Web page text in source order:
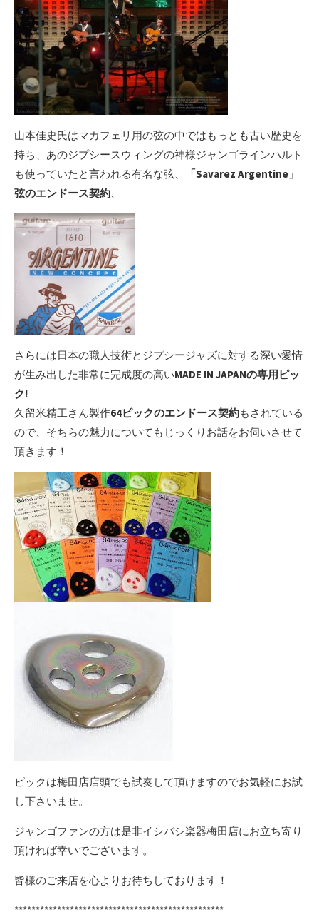
山本佳史氏はマカフェリ用の弦の中ではもっとも古い歴史を
持ち、あのジプシースウィングの神様ジャンゴラインハルト
も使っていたと言われる有名な弦、
「Savarez Argentine」
弦のエンドース契約、
さらには日本の職人技術とジプシージャズに対する深い愛情
が生み出した非常に完成度の高いMADE IN JAPANの専用ピッ
ク!
久留米精工さん製作64ピックのエンドース契約もされている
ので、そちらの魅力についてもじっくりお話をお伺いさせて
頂きます！
ピックは梅田店店頭でも試奏して頂けますのでお気軽にお試
し下さいませ。
ジャンゴファンの方は是非イシバシ楽器梅田店にお立ち寄り
頂ければ幸いでございます。
皆様のご来店を心よりお待ちしております！
*************************************************